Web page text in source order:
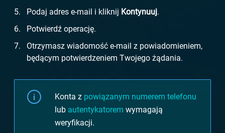
Podaj adres e-mail i kliknij Kontynuuj.
Potwierdź operację.
Otrzymasz wiadomość e-mail z powiadomieniem,
będącym potwierdzeniem Twojego żądania.
Konta z powiązanym numerem telefonu
lub autentykatorem wymagają
weryfikacji.